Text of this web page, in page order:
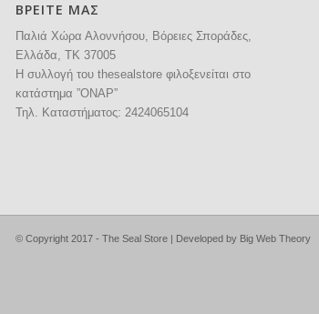
ΒΡΕΙΤΕ ΜΑΣ
Παλιά Χώρα Αλοννήσου, Βόρειες Σποράδες,
Ελλάδα, ΤΚ 37005
H συλλογή του thesealstore φιλοξενείται στο
κατάστημα ”ΟΝΑΡ”
Τηλ. Καταστήματος: 2424065104
© Copyright 2017 - The Seal Store | Developed by Big Web Theory